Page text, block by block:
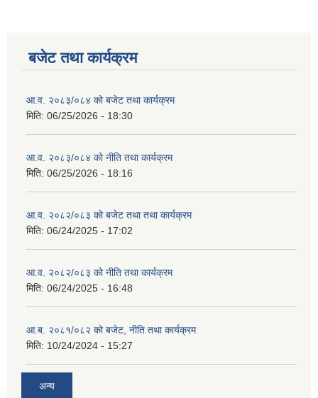
बजेट तथा कार्यक्रम
आ.व. २०८३/०८४ को बजेट तथा कार्यक्रम
मिति: 06/25/2026 - 18:30
आ.व. २०८३/०८४ को नीति तथा कार्यक्रम
मिति: 06/25/2026 - 18:16
आ.व. २०८२/०८३ को बजेट तथा तथा कार्यक्रम
मिति: 06/24/2025 - 17:02
आ.व. २०८२/०८३ को नीति तथा कार्यक्रम
मिति: 06/24/2025 - 16:48
आ.ब. २०८१/०८२ को बजेट, नीति तथा कार्यक्रम
मिति: 10/24/2024 - 15:27
अन्य